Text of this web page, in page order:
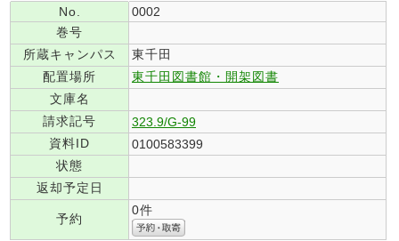
No.
0002
巻号
所蔵キャンパス
東千田
配置場所
東千田図書館・開架図書
文庫名
請求記号
323.9/G-99
資料ID
0100583399
状態
返却予定日
予約
0件